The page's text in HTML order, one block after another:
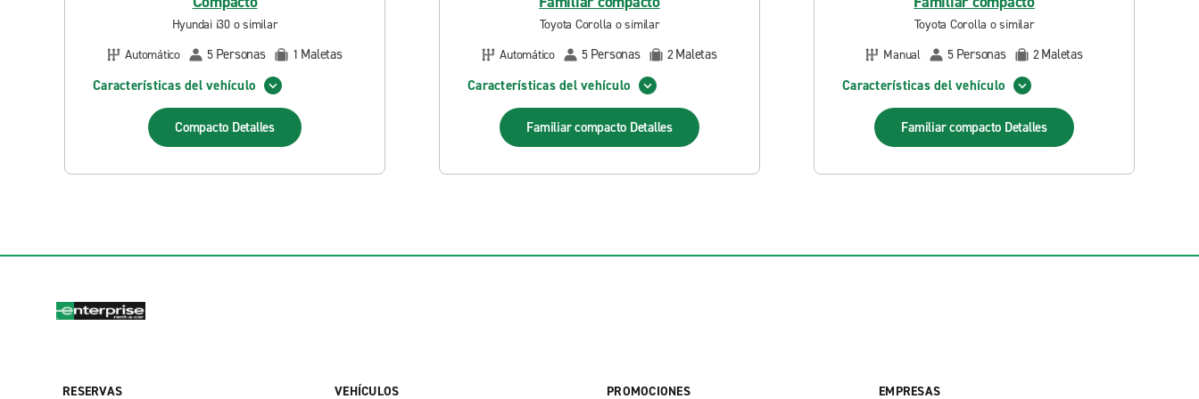
Hyundai i30 o similar
Automático
5 Personas 1 Maletas
Características del vehículo
Compacto Detalles
Toyota Corolla o similar
Automático
5 Personas 2Maletas
Características del vehículo
Familiar compacto Detalles
Toyota Corolla o similar
Manual
5 Personas 2Maletas
Características del vehículo
Familiar compacto Detalles
RESERVAS VEHÍCULOS PROMOCIONES EMPRESAS